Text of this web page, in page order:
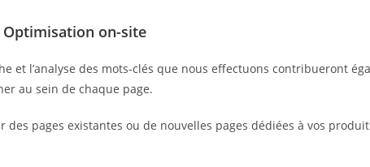
Optimisation on-site
et l’analyse des mots-clés que nous effectuons contribueront
au sein de chaque page.
pages existantes ou de nouvelles pages dédiées à vos